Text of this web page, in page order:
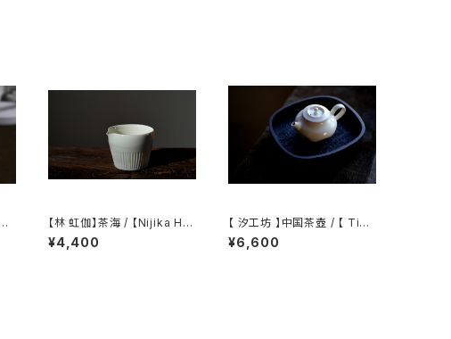
【林 虹伽】茶海 / 【Nijika Ha
yashi 】tea pitcher
¥4,400
【 汐工坊 】中国茶壺 / 【 Tida
l Atelier 】Chinese teapot
¥6,600